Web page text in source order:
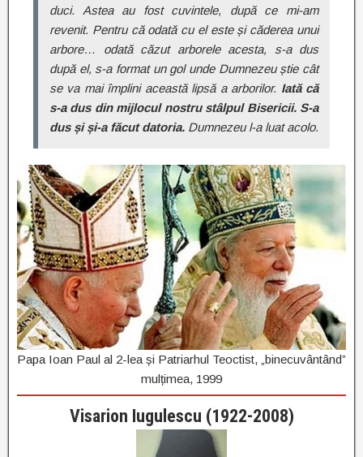
duci. Astea au fost cuvintele, după ce mi-am
revenit. Pentru că odată cu el este și căderea unui
arbore… odată căzut arborele acesta, s-a dus
după el, s-a format un gol unde Dumnezeu știe cât
se va mai împlini această lipsă a arborilor. Iată că
s-a dus din mijlocul nostru stâlpul Bisericii. S-a
dus și și-a făcut datoria. Dumnezeu l-a luat acolo.
Papa Ioan Paul al 2-lea și Patriarhul Teoctist, „binecuvântând”
mulțimea, 1999
Visarion Iugulescu (1922-2008)